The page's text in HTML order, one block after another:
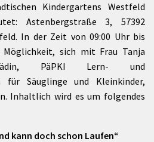
Kindergartens Westfeld
Astenbergstraße 3, 57392
In der Zeit von 09:00 Uhr bis
Möglichkeit, sich mit Frau Tanja
PäPKI Lern- und
für Säuglinge und Kleinkinder,
Inhaltlich wird es um folgendes
kann doch schon Laufen“